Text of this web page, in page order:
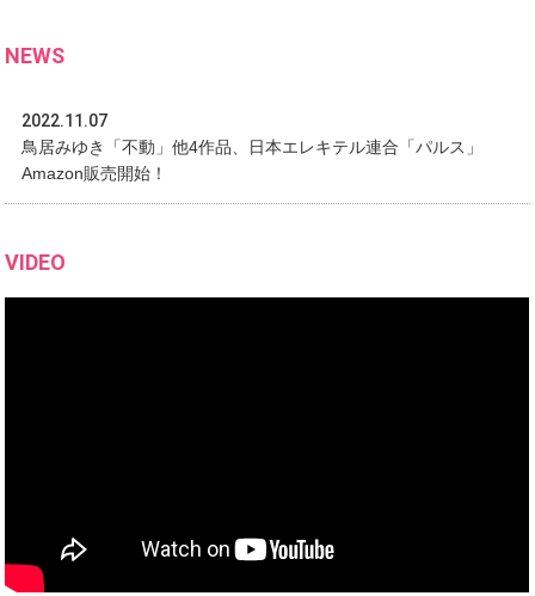
『日本エレキテル連合単独公演「電氣ノ社～掛けまくも畏
NEWS
2022.11.07
鳥居みゆき「不動」他4作品、日本エレキテル連合「パルス」
Amazon販売開始！
VIDEO